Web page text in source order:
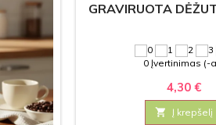
GRAVIRUOTA
0 Įvertinimas (-
4,30 €
 Į krepšelį